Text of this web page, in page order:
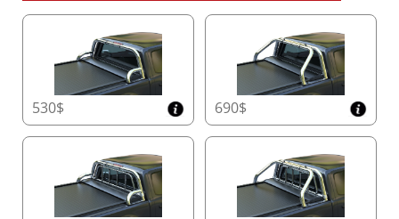
530$ 690$